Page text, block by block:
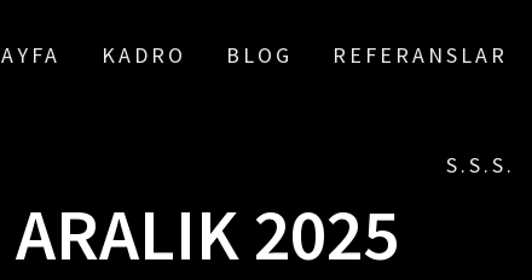
KADRO BLOG REFERANSLAR
S.S.S.
ARALIK 2025